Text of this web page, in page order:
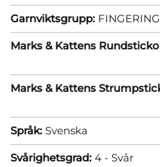
Garnviktsgrupp:
Marks & Kattens
Marks & Kattens
Språk: Svenska
Svårighetsgrad: 4 - Svår